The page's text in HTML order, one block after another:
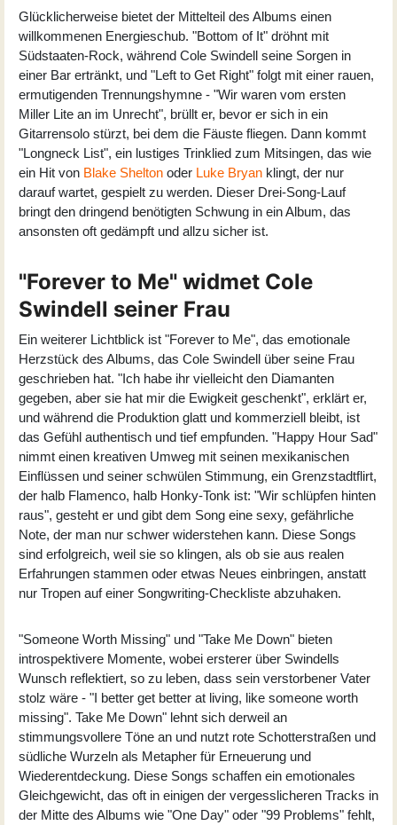
Glücklicherweise bietet der Mittelteil des Albums einen
willkommenen Energieschub. "Bottom of It" dröhnt mit
Südstaaten-Rock, während Cole Swindell seine Sorgen in
einer Bar ertränkt, und "Left to Get Right" folgt mit einer rauen,
ermutigenden Trennungshymne - "Wir waren vom ersten
Miller Lite an im Unrecht", brüllt er, bevor er sich in ein
Gitarrensolo stürzt, bei dem die Fäuste fliegen. Dann kommt
"Longneck List", ein lustiges Trinklied zum Mitsingen, das wie
ein Hit von Blake Shelton oder Luke Bryan klingt, der nur
darauf wartet, gespielt zu werden. Dieser Drei-Song-Lauf
bringt den dringend benötigten Schwung in ein Album, das
ansonsten oft gedämpft und allzu sicher ist.
"Forever to Me" widmet Cole
Swindell seiner Frau
Ein weiterer Lichtblick ist "Forever to Me", das emotionale
Herzstück des Albums, das Cole Swindell über seine Frau
geschrieben hat. "Ich habe ihr vielleicht den Diamanten
gegeben, aber sie hat mir die Ewigkeit geschenkt", erklärt er,
und während die Produktion glatt und kommerziell bleibt, ist
das Gefühl authentisch und tief empfunden. "Happy Hour Sad"
nimmt einen kreativen Umweg mit seinen mexikanischen
Einflüssen und seiner schwülen Stimmung, ein Grenzstadtflirt,
der halb Flamenco, halb Honky-Tonk ist: "Wir schlüpfen hinten
raus", gesteht er und gibt dem Song eine sexy, gefährliche
Note, der man nur schwer widerstehen kann. Diese Songs
sind erfolgreich, weil sie so klingen, als ob sie aus realen
Erfahrungen stammen oder etwas Neues einbringen, anstatt
nur Tropen auf einer Songwriting-Checkliste abzuhaken.
"Someone Worth Missing" und "Take Me Down" bieten
introspektivere Momente, wobei ersterer über Swindells
Wunsch reflektiert, so zu leben, dass sein verstorbener Vater
stolz wäre - "I better get better at living, like someone worth
missing". Take Me Down" lehnt sich derweil an
stimmungsvollere Töne an und nutzt rote Schotterstraßen und
südliche Wurzeln als Metapher für Erneuerung und
Wiederentdeckung. Diese Songs schaffen ein emotionales
Gleichgewicht, das oft in einigen der vergesslicheren Tracks in
der Mitte des Albums wie "One Day" oder "99 Problems" fehlt,